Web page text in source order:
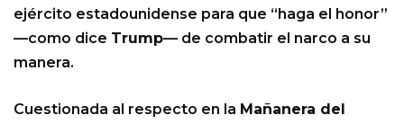
ejército estadounidense para que “haga el honor”
—como dice Trump— de combatir el narco a su
manera.
Cuestionada al respecto en la Mañanera del